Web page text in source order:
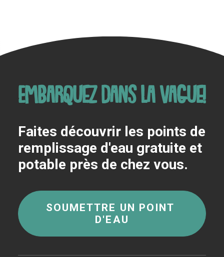
Embarquez dans la vague!
Faites découvrir les points de
remplissage d'eau gratuite et
potable près de chez vous.
SOUMETTRE UN POINT
D'EAU